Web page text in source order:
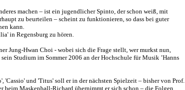
machen – ist ein jugendlicher Spinto, der schon weiß, mit
zu beurteilen – scheint zu funktionieren, so dass bei guter
kann.
in Regensburg zu hören.
Jung-Hwan Choi - wobei sich die Frage stellt, wer murkst nun,
Studium im Sommer 2006 an der Hochschule für Musik ’Hanns
und 'Titus' soll er in der nächsten Spielzeit – bisher von Prof.
beim Maskenball-Richard übernimmt er sich schon – die Folgen